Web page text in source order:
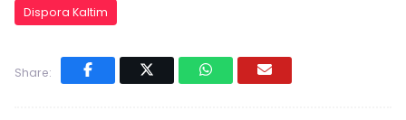
Dispora Kaltim
Share: